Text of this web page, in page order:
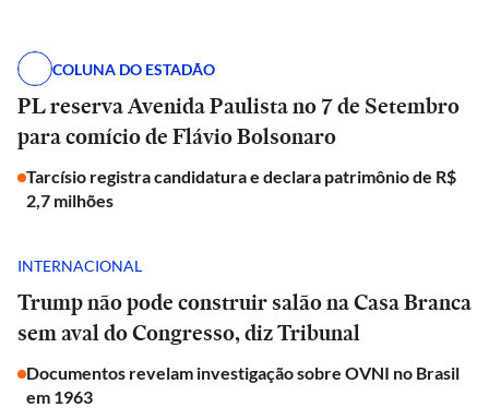
COLUNA DO ESTADÃO
PL reserva Avenida Paulista no 7 de Setembro
para comício de Flávio Bolsonaro
Tarcísio registra candidatura e declara patrimônio de R$
2,7 milhões
INTERNACIONAL
Trump não pode construir salão na Casa Branca
sem aval do Congresso, diz Tribunal
Documentos revelam investigação sobre OVNI no Brasil
em 1963